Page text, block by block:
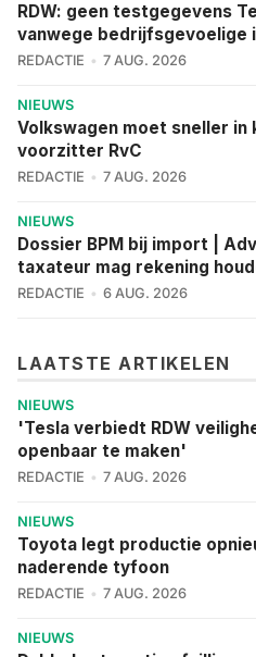
RDW: geen testgegevens
vanwege bedrijfsgevoelige
REDACTIE 7 AUG. 2026
NIEUWS
Volkswagen moet sneller
voorzitter RvC
REDACTIE 7 AUG. 2026
NIEUWS
Dossier BPM bij import |
taxateur mag rekening
REDACTIE 6 AUG. 2026
LAATSTE ARTIKELEN
NIEUWS
'Tesla verbiedt RDW
openbaar te maken'
REDACTIE 7 AUG. 2026
NIEUWS
Toyota legt productie
naderende tyfoon
REDACTIE 7 AUG. 2026
NIEUWS